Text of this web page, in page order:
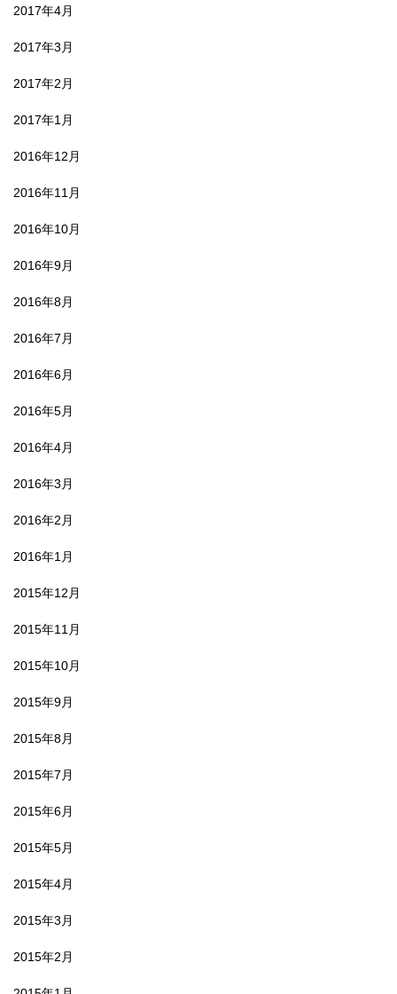
2017年4月
2017年3月
2017年2月
2017年1月
2016年12月
2016年11月
2016年10月
2016年9月
2016年8月
2016年7月
2016年6月
2016年5月
2016年4月
2016年3月
2016年2月
2016年1月
2015年12月
2015年11月
2015年10月
2015年9月
2015年8月
2015年7月
2015年6月
2015年5月
2015年4月
2015年3月
2015年2月